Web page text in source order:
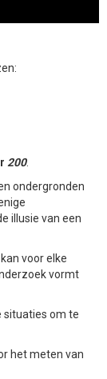
200.
ondergronden
illusie van een
voor elke
vormt
om te
het meten van